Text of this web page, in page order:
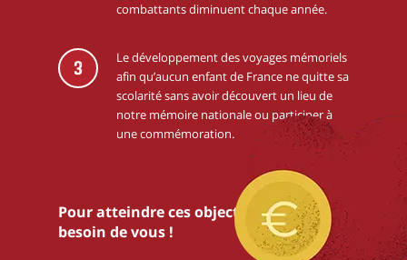
combattants diminuent chaque année.
3
Le développement des voyages mémoriels
afin qu’aucun enfant de France ne quitte sa
scolarité sans avoir découvert un lieu de
notre mémoire nationale ou participer à
une commémoration.
Pour atteindre ces objectifs,nous avons
besoin de vous !